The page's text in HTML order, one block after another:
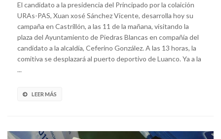
El candidato a la presidencia del Principado por la colaición
URAs-PAS, Xuan xosé Sánchez Vicente, desarrolla hoy su
campaña en Castrillón, a las 11 de la mañana, visitando la
plaza del Ayuntamiento de Piedras Blancas en compañía del
candidato a la alcaldía, Ceferino González. A las 13 horas, la
comitiva se desplazará al puerto deportivo de Luanco. Ya a la
...
LEER MÁS